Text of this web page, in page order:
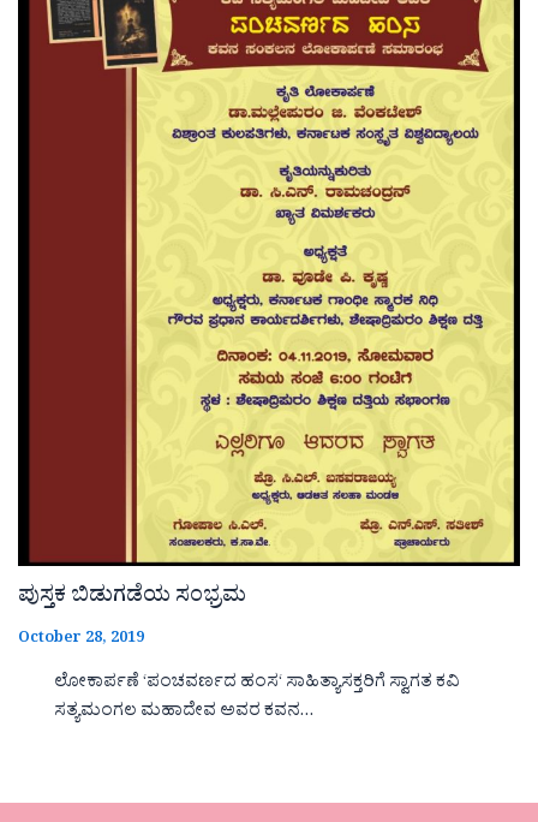
ಪುಸ್ತಕ ಬಿಡುಗಡೆಯ ಸಂಭ್ರಮ
October 28, 2019
ಲೋಕಾರ್ಪಣೆ ‘ಪಂಚವರ್ಣದ ಹಂಸ‘ ಸಾಹಿತ್ಯಾಸಕ್ತರಿಗೆ ಸ್ವಾಗತ ಕವಿ
ಸತ್ಯಮಂಗಲ ಮಹಾದೇವ ಅವರ ಕವನ…